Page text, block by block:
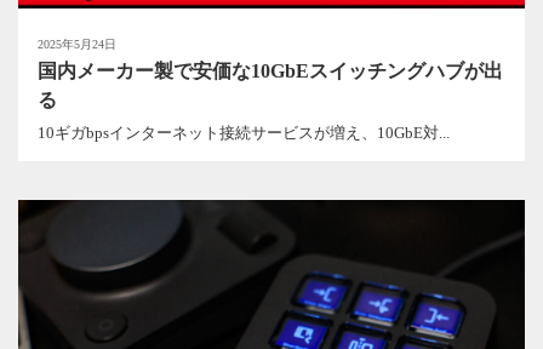
2025年5月24日
国内メーカー製で安価な10GbEスイッチングハブが出
る
10ギガbpsインターネット接続サービスが増え、10GbE対...